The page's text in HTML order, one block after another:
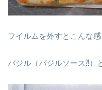
フイルムを外すとこんな感
バジル（バジルソース⁈）